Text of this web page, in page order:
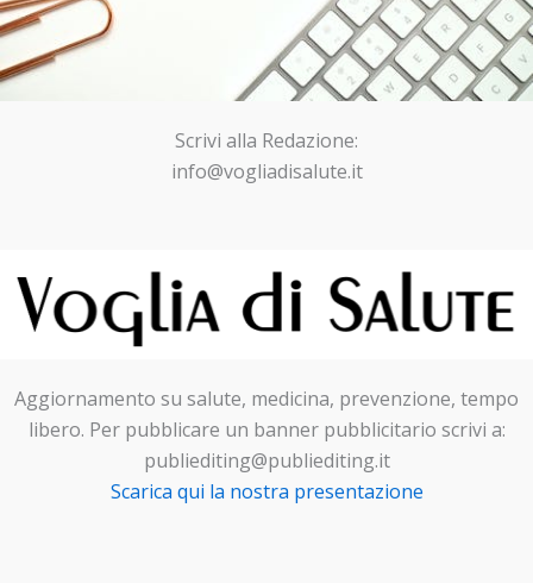
Scrivi alla Redazione:
info@vogliadisalute.it
Aggiornamento su salute, medicina, prevenzione, tempo
libero. Per pubblicare un banner pubblicitario scrivi a:
publiediting@publiediting.it
Scarica qui la nostra presentazione